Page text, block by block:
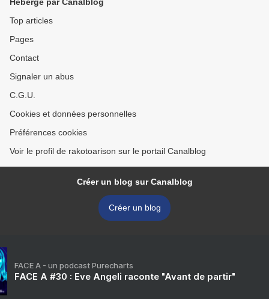
Top articles
Pages
Contact
Signaler un abus
C.G.U.
Cookies et données personnelles
Préférences cookies
Voir le profil de rakotoarison sur le portail Canalblog
Créer un blog sur Canalblog
Créer un blog
FACE A - un podcast Purecharts
FACE A #30 : Eve Angeli raconte "Avant de partir"